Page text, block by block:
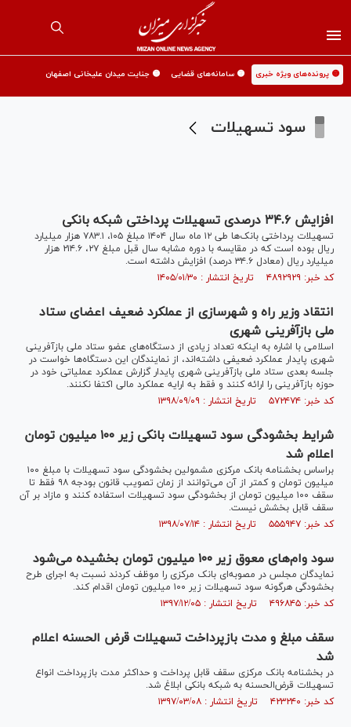
🟡 پرونده‌های ویژه خبری 🟡 سامانه‌های قضایی 🟡 جنایت میدان علیخانی اصفهان
سود تسهیلات
افزایش ۳۴.۶ درصدی تسهیلات پرداختی شبکه بانکی
تسهیلات پرداختی بانک‌ها طی ۱۲ ماه سال ۱۴۰۴ مبلغ ۱۰۵، ۷۸۳.۱ هزار میلیارد
ریال بوده است که در مقایسه با دوره مشابه سال قبل مبلغ ۲۷، ۲۱۴.۶ هزار
میلیارد ریال (معادل ۳۴.۶ درصد) افزایش داشته است.
کد خبر: ۴۸۹۲۹۲۹ تاریخ انتشار : ۱۴۰۵/۰۱/۳۰
انتقاد وزیر راه و شهرسازی از عملکرد ضعیف اعضای ستاد
ملی بازآفرینی شهری
اسلامی با اشاره به اینکه تعداد زیادی از دستگاه‌های عضو ستاد ملی بازآفرینی
شهری پایدار عملکرد ضعیفی داشته‌اند، از نمایندگان این دستگاه‌ها خواست در
جلسه بعدی ستاد ملی بازآفرینی شهری پایدار گزارش عملکرد عملیاتی خود در
حوزه بازآفرینی را ارائه کنند و فقط به ارایه عملکرد مالی اکتفا نکنند.
کد خبر: ۵۷۲۴۷۴ تاریخ انتشار : ۱۳۹۸/۰۹/۰۹
شرایط بخشودگی سود تسهیلات بانکی زیر ۱۰۰ میلیون تومان
اعلام شد
براساس بخشنامه بانک مرکزی مشمولین بخشودگی سود تسهیلات با مبلغ ۱۰۰
میلیون تومان و کمتر از آن می‌توانند از زمان تصویب قانون بودجه ۹۸ فقط تا
سقف ۱۰۰ میلیون تومان از بخشودگی سود تسهیلات استفاده کنند و مازاد بر آن
سقف قابل بخشش نیست.
کد خبر: ۵۵۵۹۴۷ تاریخ انتشار : ۱۳۹۸/۰۷/۱۴
سود وام‌های معوق زیر ۱۰۰ میلیون تومان بخشیده می‌شود
نمایدگان مجلس در مصوبه‌ای بانک مرکزی را موظف کردند نسبت به اجرای طرح
بخشودگی هرگونه سود تسهیلات زیر ۱۰۰ میلیون تومان اقدام کند.
کد خبر: ۴۹۶۸۴۵ تاریخ انتشار : ۱۳۹۷/۱۲/۰۵
سقف مبلغ و مدت بازپرداخت تسهیلات قرض الحسنه اعلام
شد
در بخشنامه‌ بانک مرکزی سقف قابل پرداخت و حداکثر مدت بازپرداخت انواع
تسهیلات قرض‌الحسنه به شبکه بانکی ابلاغ شد.
کد خبر: ۴۲۳۲۴۰ تاریخ انتشار : ۱۳۹۷/۰۳/۰۸